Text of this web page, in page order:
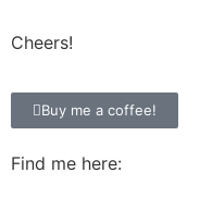
Cheers!
Buy me a coffee!
Find me here: